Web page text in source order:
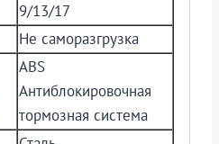
9/13/17
Не саморазгрузка
ABS
Антиблокировочная
тормозная система